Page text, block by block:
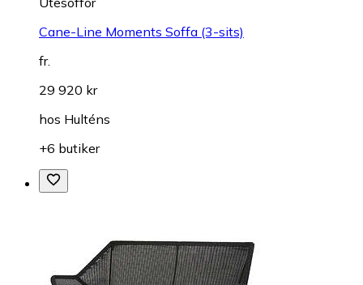
Cane-Line Moments Soffa (3-sits)
fr.
29 920 kr
hos Hulténs
+6 butiker